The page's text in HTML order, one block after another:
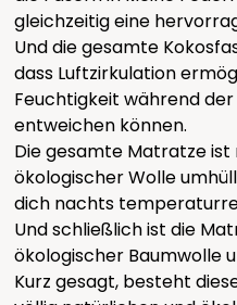
gleichzeitig eine
Und die gesamte
dass Luftzirkulation
Feuchtigkeit während
entweichen können.
Die gesamte Matratze ist
ökologischer Wolle
dich nachts
Und schließlich ist die
ökologischer Baumwolle
Kurz gesagt, besteht